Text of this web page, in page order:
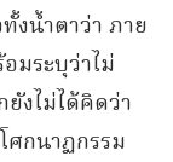
งน้ำตาว่า ภาย
มระบุว่าไม่
งไม่ได้คิดว่า
ศกนาฏกรรม